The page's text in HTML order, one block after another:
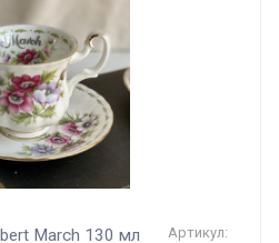
March 130 мл
Артикул: